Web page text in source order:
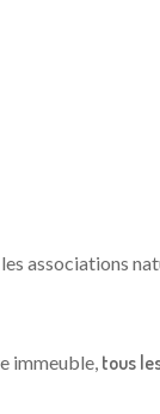
associations
immeuble, tous